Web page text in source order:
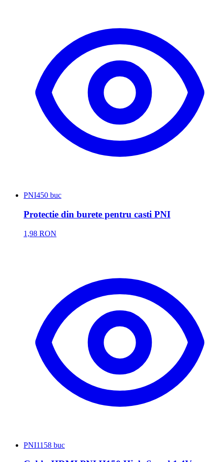
PNI450 buc
Protectie din burete pentru casti PNI
1,98 RON
PNI1158 buc